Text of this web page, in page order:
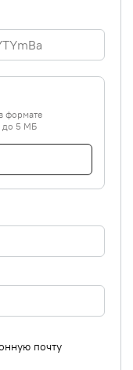
формате
до 5 МБ
почту